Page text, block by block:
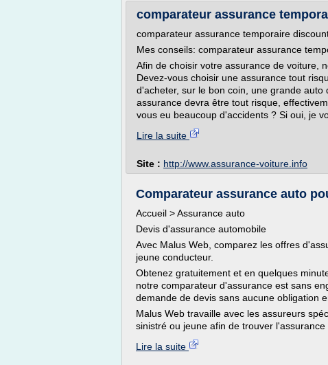
comparateur assurance
comparateur assurance temporaire
Mes conseils: comparateur assurance
Afin de choisir votre assurance de voiture,
Devez-vous choisir une assurance tout
d'acheter, sur le bon coin, une grande
assurance devra être tout risque,
vous eu beaucoup d'accidents ? Si oui, je
Lire la suite
Site : http://www.assurance-voiture.info
Comparateur assurance auto
Accueil > Assurance auto
Devis d'assurance automobile
Avec Malus Web, comparez les offres
jeune conducteur.
Obtenez gratuitement et en quelques
notre comparateur d'assurance est sans
demande de devis sans aucune obligation
Malus Web travaille avec les assureurs
sinistré ou jeune afin de trouver l'assurance
Lire la suite